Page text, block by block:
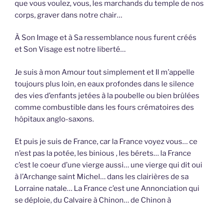
que vous voulez, vous, les marchands du temple de nos
corps, graver dans notre chair…
À Son Image et à Sa ressemblance nous furent créés
et Son Visage est notre liberté…
Je suis à mon Amour tout simplement et Il m’appelle
toujours plus loin, en eaux profondes dans le silence
des vies d’enfants jetées à la poubelle ou bien brûlées
comme combustible dans les fours crématoires des
hôpitaux anglo-saxons.
Et puis je suis de France, car la France voyez vous… ce
n’est pas la potée, les binious , les bérets… la France
c’est le coeur d’une vierge aussi… une vierge qui dit oui
à l’Archange saint Michel… dans les clairières de sa
Lorraine natale… La France c’est une Annonciation qui
se déploie, du Calvaire à Chinon… de Chinon à